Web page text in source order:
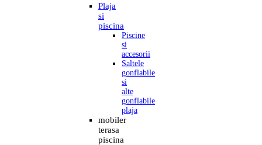
Plaja
si
piscina
Piscine
si
accesorii
Saltele
gonflabile
si
alte
gonflabile
plaja
mobiler
terasa
piscina